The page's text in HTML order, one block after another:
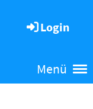
Login
Menü